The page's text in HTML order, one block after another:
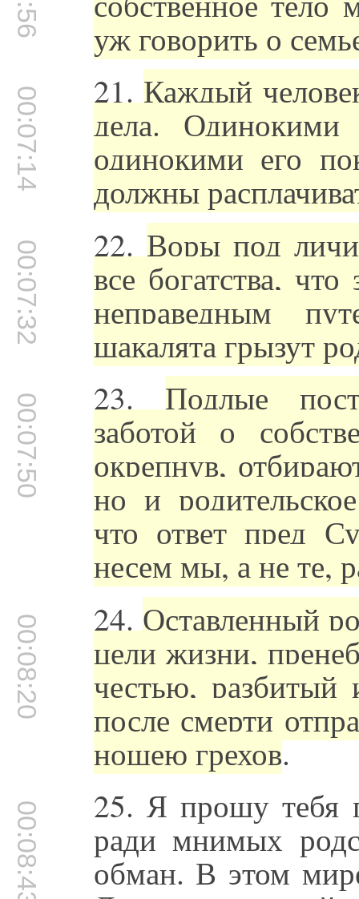
уж говорить о
00:07:14 21. Каждый
дела.
одинокими его
должны
00:07:32 22. Воры под
все богатства,
неправедным
шакалята грызут
00:07:50 23. Подлые
заботой о
окрепнув,
но и
что ответ пред
несем мы, а не те,
00:08:20 24. Оставленный
цели жизни,
честью, разбитый
после смерти
ношею грехов.
00:08:43 25. Я прошу тебя
ради мнимых
обман. В этом